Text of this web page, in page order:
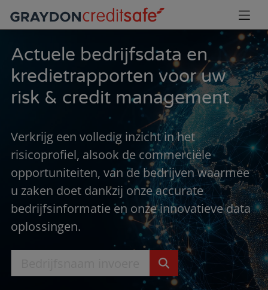
Actuele bedrijfsdata en
kredietrapporten voor uw
risk & credit management
Verkrijg een volledig inzicht in het
risicoprofiel, alsook de commerciële
opportuniteiten, van de bedrijven waarmee
u zaken doet dankzij onze accurate
bedrijfsinformatie en onze innovatieve data
oplossingen.